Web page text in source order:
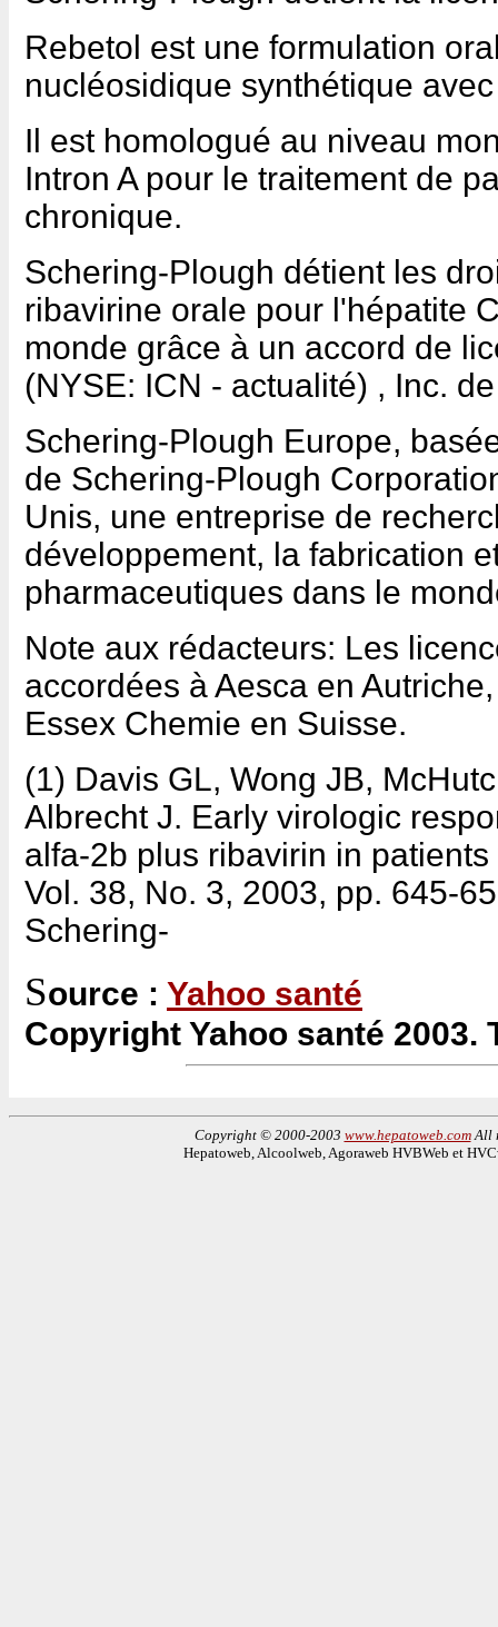
Rebetol est une formulation
nucléosidique synthétique
Il est homologué au niveau
Intron A pour le traitement de
chronique.
Schering-Plough détient les
ribavirine orale pour l'hépatite
monde grâce à un accord de
(NYSE: ICN - actualité) , Inc.
Schering-Plough Europe,
de Schering-Plough
Unis, une entreprise de
développement, la fabrication
pharmaceutiques dans le
Note aux rédacteurs: Les
accordées à Aesca en
Essex Chemie en Suisse.
(1) Davis GL, Wong JB,
Albrecht J. Early virologic
alfa-2b plus ribavirin in
Vol. 38, No. 3, 2003, pp. 645-
Schering-
Source : Yahoo santé
Copyright Yahoo santé 2003.
Copyright © 2000-2003 www.hepatoweb.comAll
Hepatoweb, Alcoolweb, Agoraweb HVBWeb et